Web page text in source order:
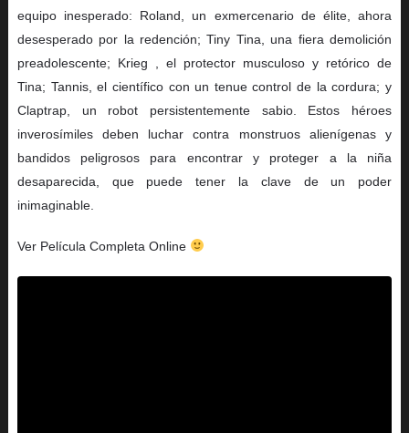
equipo inesperado: Roland, un exmercenario de élite, ahora
desesperado por la redención; Tiny Tina, una fiera demolición
preadolescente; Krieg , el protector musculoso y retórico de
Tina; Tannis, el científico con un tenue control de la cordura; y
Claptrap, un robot persistentemente sabio. Estos héroes
inverosímiles deben luchar contra monstruos alienígenas y
bandidos peligrosos para encontrar y proteger a la niña
desaparecida, que puede tener la clave de un poder
inimaginable.
Ver Película Completa Online